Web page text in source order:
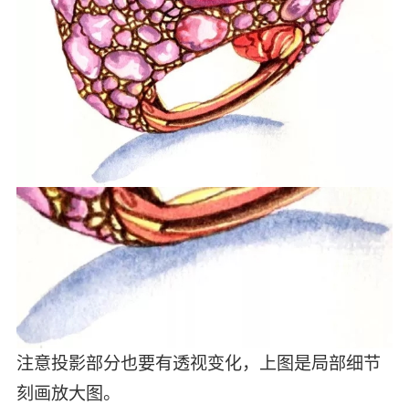
注意投影部分也要有透视变化，上图是局部细节
刻画放大图。